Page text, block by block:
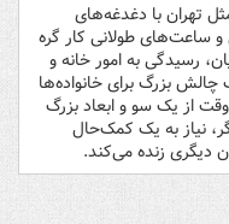
تهران با دغدغه‌های
و ساعت‌های طولانی کار گره
رسیدگی به امور خانه و
بزرگ برای خانواده‌ها
از یک سو و ابعاد بزرگ
نیاز به یک کمک‌حال
دیگری زنده می‌کند.